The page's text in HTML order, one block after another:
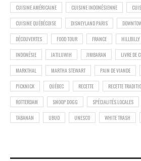
CUISINE AMÉRICAINE CUISINE INDONÉSIENNE
CUISINE QUÉBÉCOISE DISNEYLAND PARIS
DÉCOUVERTES FOOD TOUR FRANCE HILLBILLY
INDONÉSIE JATILUWIH JIMBARAN LIVRE DE
MARKTHAL MARTHA STEWART PAIN DE VIANDE
PICKNICK QUÉBEC RECETTE RECETTE
ROTTERDAM SNOOP DOGG SPÉCIALITÉS LOCALES
TABANAN UBUD UNESCO WHITE TRASH